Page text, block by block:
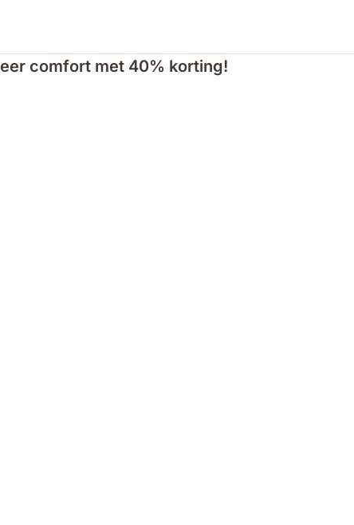
comfort met 40% korting!